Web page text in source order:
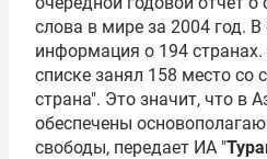
слова в мире за 2004 год. В
информация о 194
списке занял 158 место со
страна". Это значит, что в
обеспечены
свободы, передает ИА "